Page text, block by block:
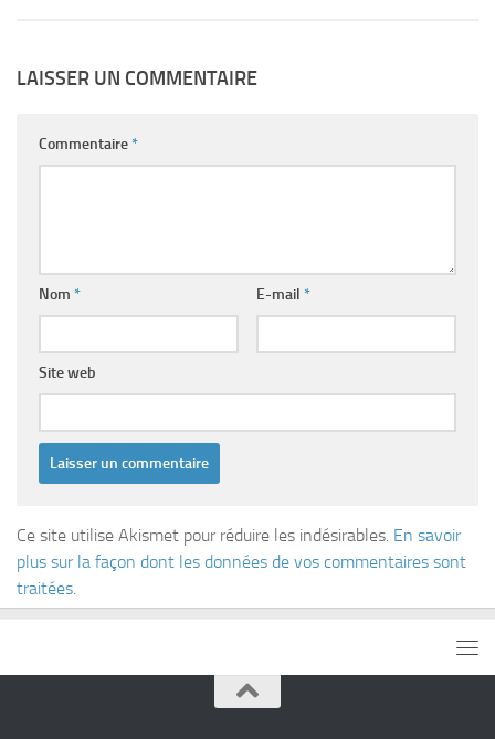
LAISSER UN COMMENTAIRE
Commentaire*
Nom * E-mail *
Site web
Ce site utilise Akismet pour réduire les indésirables. En savoir
plus sur la façon dont les données de vos commentaires sont
traitées